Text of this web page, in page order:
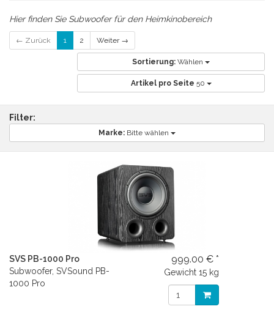
Hier finden Sie Subwoofer für den Heimkinobereich
← Zurück 1 2 Weiter →
Sortierung: Wählen
Artikel pro Seite 50
Filter:
Marke: Bitte wählen
SVS PB-1000 Pro
Subwoofer, SVSound PB-
1000 Pro
999.00 € *
Gewicht 15 kg